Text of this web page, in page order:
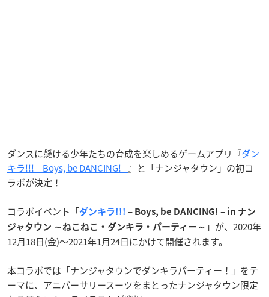
ダンスに懸ける少年たちの育成を楽しめるゲームアプリ『ダン
キラ!!! – Boys, be DANCING! –』と「ナンジャタウン」の初コ
ラボが決定！
コラボイベント「ダンキラ!!! – Boys, be DANCING! – in ナン
ジャタウン ～ねこねこ・ダンキラ・パーティー～ 」が、2020年
12月18日(金)〜2021年1月24日にかけて開催されます。
本コラボでは「ナンジャタウンでダンキラパーティー！」をテ
ーマに、アニバーサリースーツをまとったナンジャタウン限定